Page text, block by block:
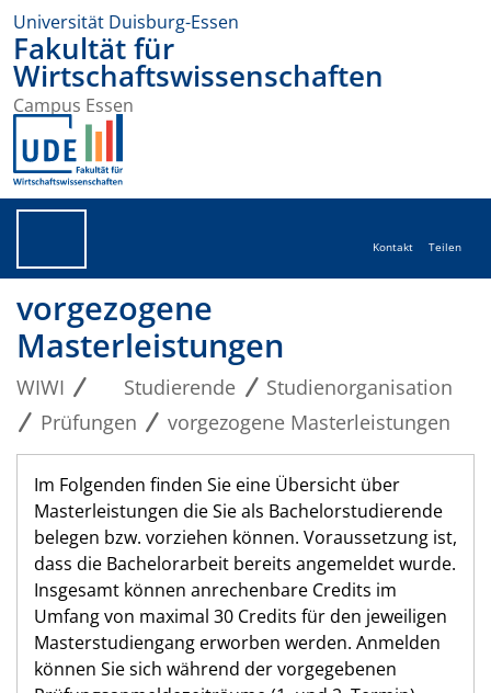
Universität Duisburg-Essen
Fakultät für
Wirtschaftswissenschaften
Campus Essen
Kontakt Teilen
vorgezogene
Masterleistungen
WIWI Studierende
Studienorganisation
Prüfungen
vorgezogene Masterleistungen
Im Folgenden finden Sie eine Übersicht über
Masterleistungen die Sie als Bachelorstudierende
belegen bzw. vorziehen können. Voraussetzung ist,
dass die Bachelorarbeit bereits angemeldet wurde.
Insgesamt können anrechenbare Credits im
Umfang von maximal 30 Credits für den jeweiligen
Masterstudiengang erworben werden. Anmelden
können Sie sich während der vorgegebenen